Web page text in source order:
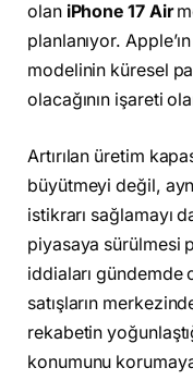
olan iPhone 17 Air
planlanıyor.
modelinin küresel
olacağının işareti
Artırılan üretim
büyütmeyi değil,
istikrarı sağlamayı
piyasaya sürülmesi
iddiaları gündemde
satışların
rekabetin
konumunu